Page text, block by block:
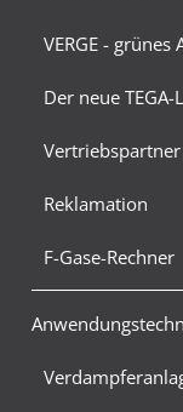
VERGE - grünes
Der neue
Reklamation
F-Gase-Rechner